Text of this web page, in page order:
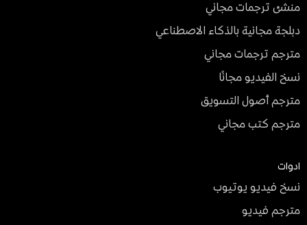
منشئ ترجمات مجاني
دبلجة مجانية بالذكاء الاصطناعي
مترجم ترجمات مجاني
نسخ الفيديو مجانًا
مترجم أصول التسويق
مترجم كتب مجاني
ادوات
نسخ فيديو يوتيوب
مترجم فيديو